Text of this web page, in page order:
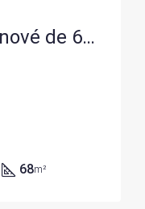
Appartement F3 rénové de 68 m2 à Millau, centre-ville, loué – Investissement immobilier
68m²